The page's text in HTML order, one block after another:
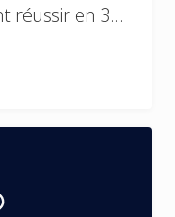
réussir en 3…